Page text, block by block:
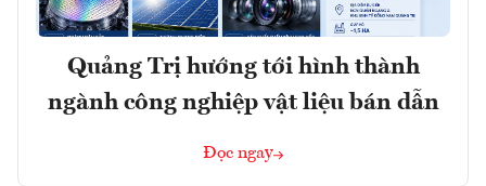
Quảng Trị hướng tới hình thành
ngành công nghiệp vật liệu bán dẫn
Đọc ngay